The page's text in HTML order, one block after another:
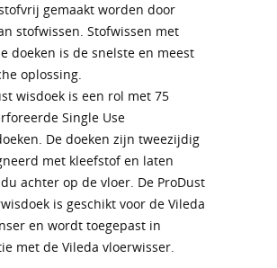
gemaakt worden door
stofwissen. Stofwissen met
doeken is de snelste en meest
oplossing.
wisdoek is een rol met 75
Single Use
De doeken zijn tweezijdig
met kleefstof en laten
achter op de vloer. De ProDust
is geschikt voor de Vileda
en wordt toegepast in
met de Vileda vloerwisser.